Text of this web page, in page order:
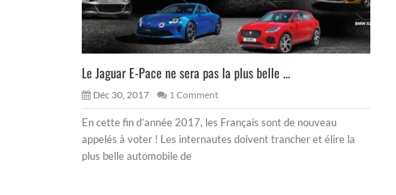
Le Jaguar E-Pace ne sera pas la plus belle ...
Déc 30, 2017 1 Comment
En cette fin d’année 2017, les Français sont de nouveau
appelés à voter ! Les internautes doivent trancher et élire la
plus belle automobile de